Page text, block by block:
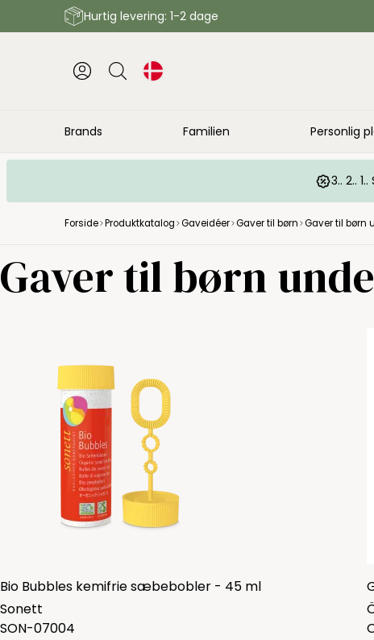
Hurtig levering: 1-2 dage
Brands Familien Personlig
3.. 2..
Forside Produktkatalog Gaveidéer Gaver til børn Gaver til børn
Gaver til børn
Bio Bubbles kemifrie sæbebobler - 45 ml
Sonett
SON-07004